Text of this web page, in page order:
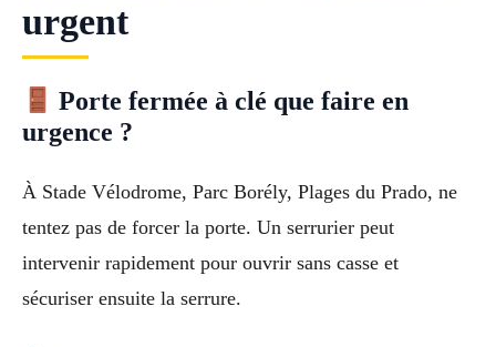
urgent
Porte fermée à clé que faire en
urgence ?
À Stade Vélodrome, Parc Borély, Plages du Prado, ne
tentez pas de forcer la porte. Un serrurier peut
intervenir rapidement pour ouvrir sans casse et
sécuriser ensuite la serrure.